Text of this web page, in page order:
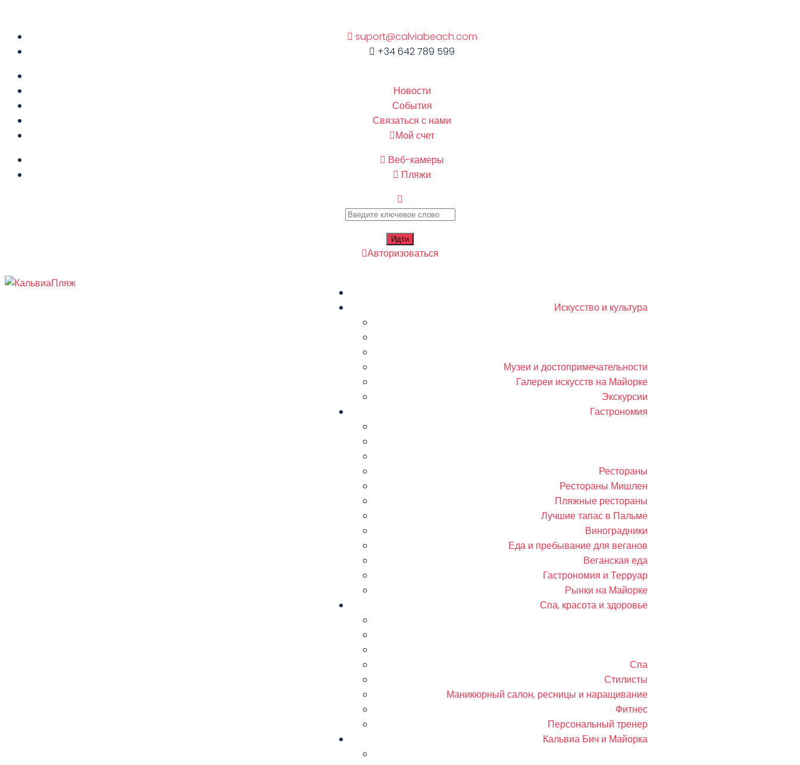
suport@calviabeach.com
+34 642 789 599
Новости
События
Связаться с нами
Мой счет
Веб-камеры
Пляжи
Авторизоваться
Искусство и культура
Музеи и достопримечательности
Галереи искусств на Майорке
Экскурсии
Гастрономия
Рестораны
Рестораны Мишлен
Пляжные рестораны
Лучшие тапас в Пальме
Виноградники
Еда и пребывание для веганов
Веганская еда
Гастрономия и Терруар
Рынки на Майорке
Спа, красота и здоровье
Спа
Стилисты
Маникюрный салон, ресницы и наращивание
Фитнес
Персональный тренер
Кальвиа Бич и Майорка